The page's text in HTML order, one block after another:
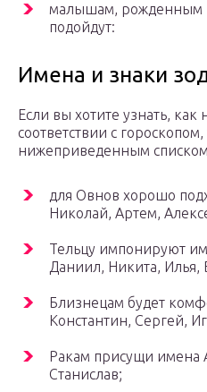
малышам, рожденным
подойдут:
Имена и знаки
Если вы хотите узнать, как
соответствии с
нижеприведенным
для Овнов хорошо
Николай, Артем,
Тельцу импонируют
Даниил, Никита, Илья,
Близнецам будет
Константин, Сергей,
Ракам присущи имена
Станислав;